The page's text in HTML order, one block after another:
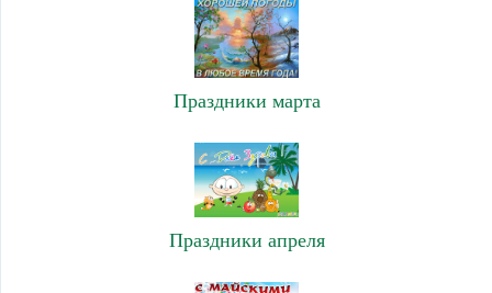
Праздники марта
Праздники апреля